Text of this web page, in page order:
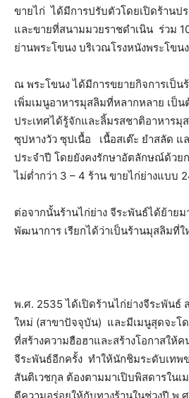
ขายไก่ ได้มีการปรับตัวโดยเปิดร้านป
และขายที่สนามมวยราชดำเนิน ร่วม
ย่านพระโขนง บริเวณโรงหนังพระโขน
ณ พระโขนง ได้มีการขยายกิจการเป็
เพิ่มเมนูอาหารมุสลิมที่หลากหลาย เป็
ประเทศได้รู้จักและลิ้มรสชาติอาหารมุ
ซุปหางวัว ซุปเนื้อ เนื้อสเต๊ะ ยำสลัด แ
ประจำปี โดยยังคงรักษาอัตลักษณ์ด้วย
ไม่ต่ำกว่า 3 – 4 ร้าน ขายไก่ย่างแบบ
ต่อจากนั้นร้านไก่ย่าง จีระพันธ์ได้ย้าย
พัฒนาการ เรียกได้ว่าเป็นร้านมุสลิมที่
พ.ศ. 2535 ได้เปิดร้านไก่ย่างจีระพันธ์
ใหม่ (สาขาปัจจุบัน) และมีเมนูสุดจะโ
ที่สร้างความฮือฮาและสร้างโอกาสให้
จีระพันธ์อีกครั้ง ทำให้นักชิมระดับเทพ
สันติเวชกุล ต้องตามมาเปิบพิสดารใน